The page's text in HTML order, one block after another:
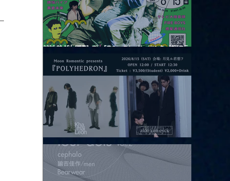
2026.08.15 |【観覧】夜）『巷のmyストーリー/センター"訳"フラ
2026.08.15 |【観覧】昼）月見ルpre.『POLYHEDRON』